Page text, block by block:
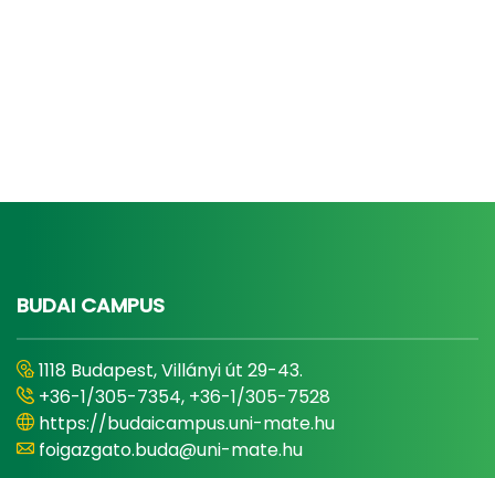
BUDAI CAMPUS
1118 Budapest, Villányi út 29-43.
+36-1/305-7354, +36-1/305-7528
https://budaicampus.uni-mate.hu
foigazgato.buda@uni-mate.hu